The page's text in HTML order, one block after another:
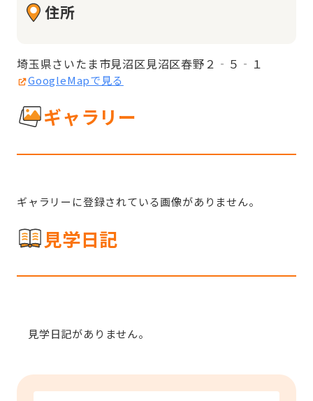
住所
埼玉県さいたま市見沼区見沼区春野２‐５‐１
GoogleMapで見る
ギャラリー
ギャラリーに登録されている画像がありません。
見学日記
見学日記がありません。